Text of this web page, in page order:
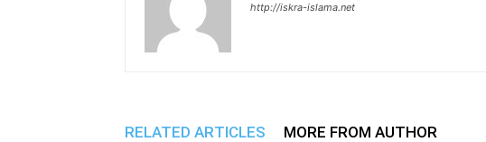
http://iskra-islama.net
RELATED ARTICLES MORE FROM AUTHOR